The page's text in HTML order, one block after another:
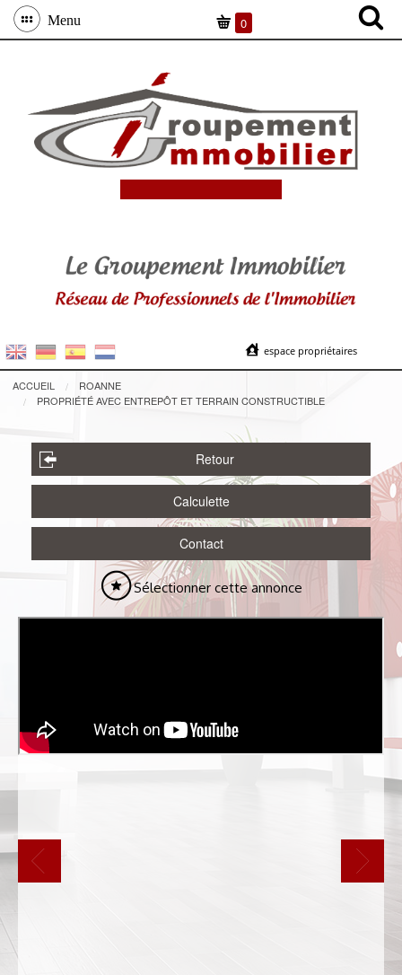
Menu 0
espace propriétaires
ACCUEIL
ROANNE
PROPRIÉTÉ AVEC ENTREPÔT ET TERRAIN CONSTRUCTIBLE
Retour
Calculette
Contact
Sélectionner cette annonce